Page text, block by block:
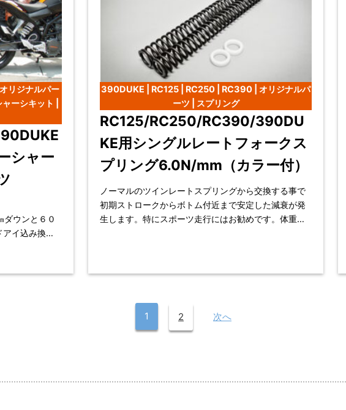
リジナルパー
ーシキット |
シャー
イ込み換え
390DUKE | RC125 | RC250 | RC390 | オリジナルパ
ーツ | スプリング
RC125/RC250/RC390/390DU
KE用シングルレートフォークス
プリング6.0N/mm（カラー付）
ノーマルのツインレートスプリングから交換する事で
初期ストロークからボトム付近まで安定した減衰が発
生します。特にスポーツ走行にはお勧めです。体重の
1 2 次へ